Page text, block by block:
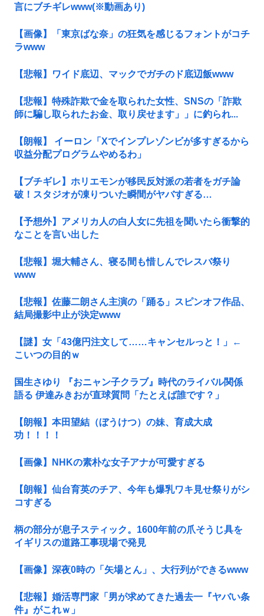
言にブチギレwww(※動画あり)
【画像】「東京ばな奈」の狂気を感じるフォントがコチ
ラwww
【悲報】ワイド底辺、マックでガチのド底辺飯www
【悲報】特殊詐欺で金を取られた女性、SNSの「詐欺
師に騙し取られたお金、取り戻せます」」に釣られ...
【朗報】 イーロン「Xでインプレゾンビが多すぎるから
収益分配プログラムやめるわ」
【ブチギレ】ホリエモンが移民反対派の若者をガチ論
破！スタジオが凍りついた瞬間がヤバすぎる…
【予想外】アメリカ人の白人女に先祖を聞いたら衝撃的
なことを言い出した
【悲報】堀大輔さん、寝る間も惜しんでレスバ祭り
www
【悲報】佐藤二朗さん主演の「踊る」スピンオフ作品、
結局撮影中止が決定www
【謎】女「43億円注文して……キャンセルっと！」←
こいつの目的ｗ
国生さゆり 『おニャン子クラブ』時代のライバル関係
語る 伊達みきおが直球質問「たとえば誰です？」
【朗報】本田望結（ぼうけつ）の妹、育成大成
功！！！！
【画像】NHKの素朴な女子アナが可愛すぎる
【朗報】仙台育英のチア、今年も爆乳ワキ見せ祭りがシ
コすぎる
柄の部分が息子スティック。1600年前の爪そうじ具を
イギリスの道路工事現場で発見
【画像】深夜0時の「矢場とん」、大行列ができるwww
【悲報】婚活専門家「男が求めてきた過去一『ヤバい条
件』がこれｗ」